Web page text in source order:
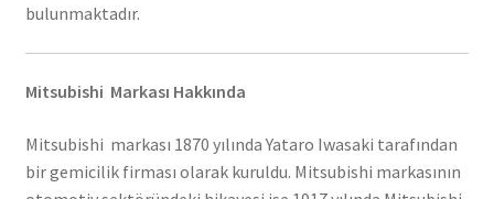
bulunmaktadır.
Mitsubishi Markası Hakkında
Mitsubishi markası 1870 yılında Yataro Iwasaki tarafından
bir gemicilik firması olarak kuruldu. Mitsubishi markasının